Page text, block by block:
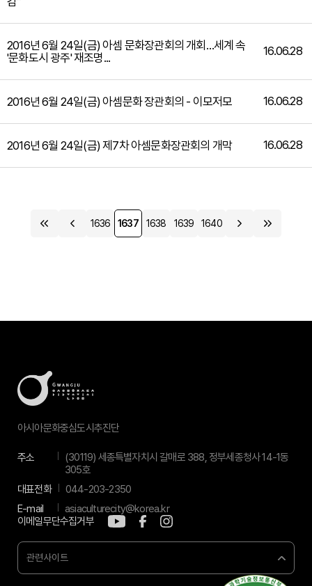
2016년 6월 24일(금) 아셈 문화장관회의 개회…세계 속
'문화도시 광주' 재조명...
16.06.28
2016년 6월 24일(금) 아셈문화 장관회의 - 이모저모 16.06.28
2016년 6월 24일(금) 제7차 아셈문화장관회의 개막 16.06.28
1636 1637 1638 1639 1640
아시아문화중심도시추진단
주소
(30119) 세종특별자치시 갈매로 388, 정부세종청사 14-1동
305호
대표전화
044-203-2350
E-mail
asiaculturecity@korea.kr
이메일무단수집거부
관련사이트